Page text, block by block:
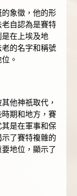
象徵，他的形
自認為是賽特
在上埃及地
的名字和稱號
。
他神祇取代，
期和地方，賽
是在軍事和保
了賽特複雜的
地位，顯示了